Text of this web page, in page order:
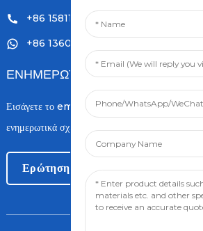
+86 15811121796
+86 13601249252
ΕΝΗΜΕΡΩΤΙΚΆ ΔΕΛΤΊΑ
Εισάγετε το email σας και θα σας στείλουμε
ενημερωτικά σχέδια.
Ερώτηση Τώρα